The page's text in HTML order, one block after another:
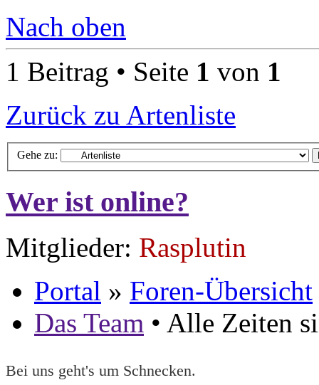
Nach oben
1 Beitrag • Seite 1 von 1
Zurück zu Artenliste
Gehe zu:
Wer ist online?
Mitglieder: Rasplutin
Portal » Foren-Übersicht
Das Team • Alle Zeiten
Bei uns geht's um Schnecken.